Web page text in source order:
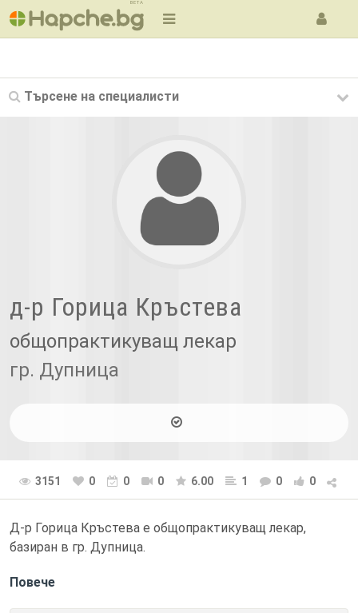
BETA
Търсене на специалисти
д-р Горица Кръстева
общопрактикуващ лекар
гр. Дупница
3151 0 0 0 6.00 1 0 0
Д-р Горица Кръстева е общопрактикуващ лекар,
базиран в гр. Дупница.
Повече